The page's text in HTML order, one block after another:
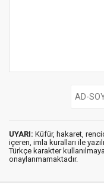
UYARI: Küfür, hakaret,
içeren, imla kuralları ile
Türkçe karakter
onaylanmamaktadır.